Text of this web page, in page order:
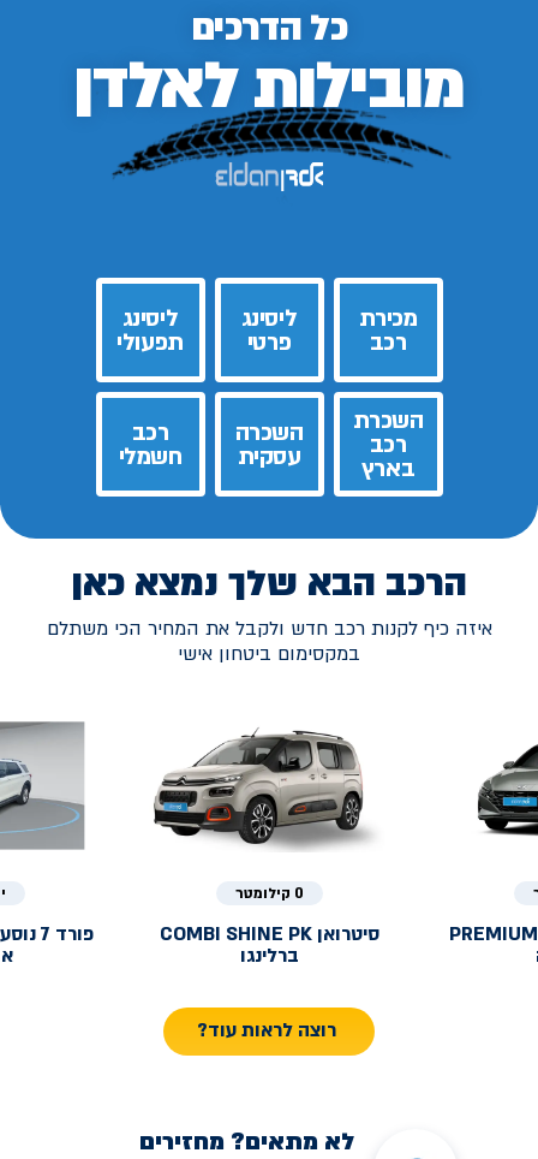
כל הדרכים
מובילות לאלדן
מכירת
רכב
ליסינג
פרטי
ליסינג
תפעולי
השכרת
רכב
בארץ
השכרה
עסקית
רכב
חשמלי
הרכב הבא שלך נמצא כאן
איזה כיף לקנות רכב חדש ולקבל את המחיר הכי משתלם
במקסימום ביטחון אישי
0 קילומטר
סיטרואן COMBI SHINE PK
ברלינגו
פורד
רוצה לראות עוד?
לא מתאים? מחזירים